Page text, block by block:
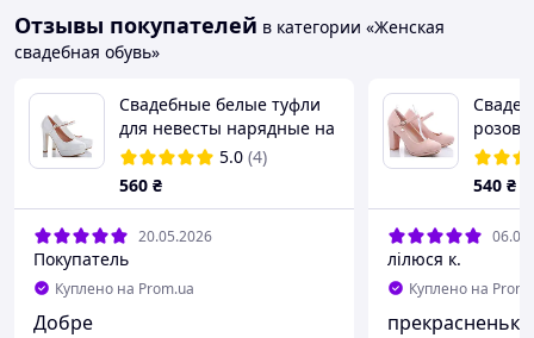
Отзывы покупателей в категории «Женская
свадебная обувь»
Свадебные белые туфли
для невесты нарядные на
устойчивом каблуке с
ремешком 38
5.0 (4)
560 ₴
20.05.2026
Покупатель
Куплено на Prom.ua
Добре
540 ₴
лілюся к.
Куплено на